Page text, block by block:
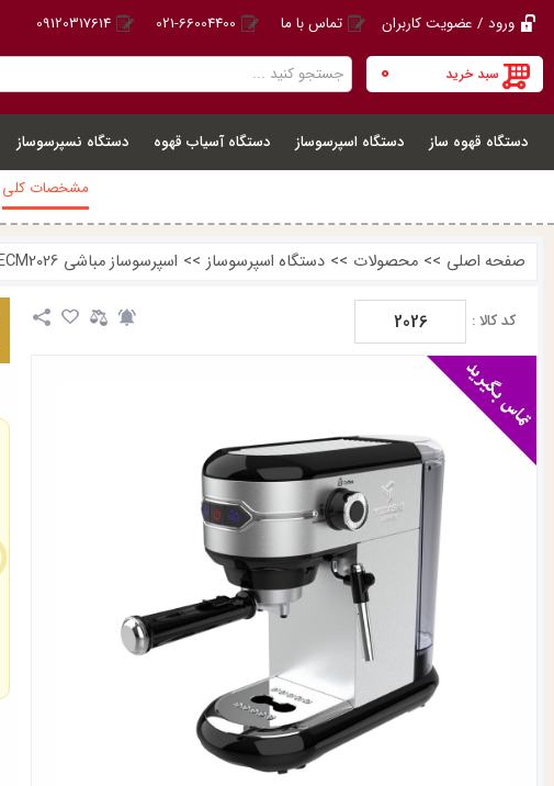
ورود / عضویت کاربران تماس با ما 021-66004400
09120317614
سبد خرید 0
دستگاه قهوه ساز دستگاه اسپرسوساز دستگاه آسیاب قهوه
دستگاه نسپرسوساز
مشخصات کلی
صفحه اصلی >> محصولات >> دستگاه اسپرسوساز >> اسپرسوساز مباشی ME-ECM2026
کد کالا : 2026